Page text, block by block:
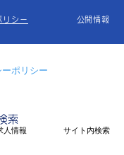
リシー ​公開情報
索
人情報 サイト内検索
ポリシー